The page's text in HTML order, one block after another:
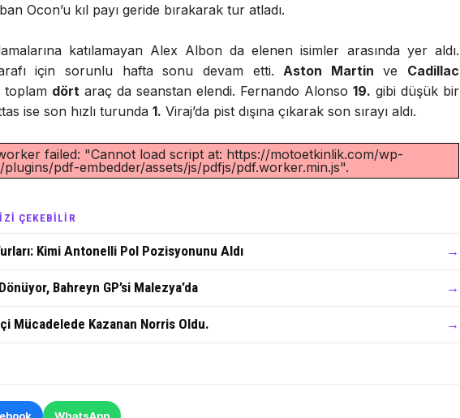
Ocon’u kıl payı geride bırakarak tur atladı.
katılamayan Alex Albon da elenen isimler arasında yer aldı.
için sorunlu hafta sonu devam etti.Aston Martin ve Cadillac
toplam dört araç da seanstan elendi. Fernando Alonso 19. gibi düşük bir
ise son hızlı turunda 1. Viraj’da pist dışına çıkarak son sırayı aldı.
failed: "Cannot load script at: https://motoetkinlik.com/wp-
pdf-embedder/assets/js/pdfjs/pdf.worker.min.js".
ÇEKEBİLİR
Kimi Antonelli Pol Pozisyonunu Aldı →
Bahreyn GP’si Malezya’da →
Mücadelede Kazanan Norris Oldu. →
WhatsApp